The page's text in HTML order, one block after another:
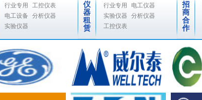
行业专用
工控仪表
电工设备
分析仪器
实验仪器
仪
器
租
赁
行业专用
电工仪器
实验仪器
分析仪器
工控仪表
招
商
合
作